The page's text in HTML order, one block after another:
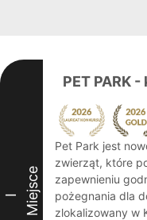
I Miejsce
PET PARK
Pet Park jest
zwierząt, które
zapewnieniu
pożegnania dla
zlokalizowany w